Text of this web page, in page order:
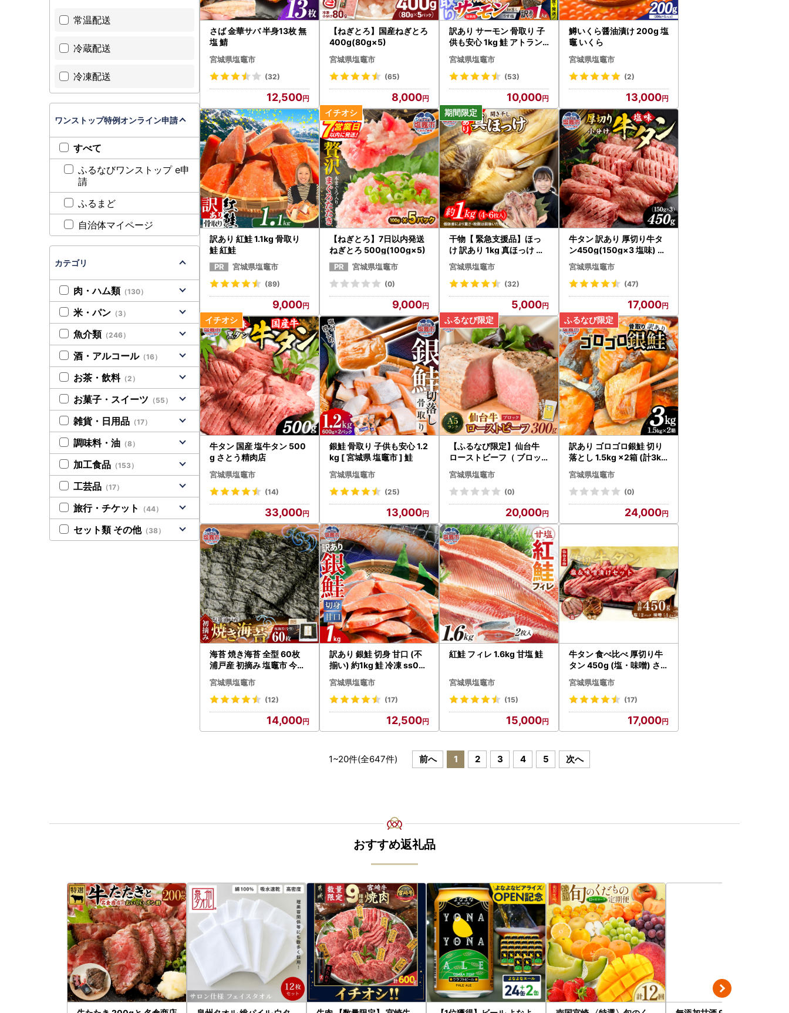
さば 金華サバ 半身13枚 無
塩 鯖
宮城県塩竈市
(32)
12,500
【ねぎとろ】国産ねぎとろ
400g(80g×5)
宮城県塩竈市
(65)
8,000
訳あり サーモン 骨取り 子
供も安心 1kg 鮭 アトラン
ティックサーモン
宮城県塩竈市
(53)
10,000
鱒いくら醤油漬け 200g 塩
竈 いくら
宮城県塩竈市
(2)
13,000
訳あり 紅鮭 1.1kg 骨取り
鮭 紅鮭
宮城県塩竈市
(89)
9,000
【ねぎとろ】7日以内発送
ねぎとろ 500g(100g×5)
宮城県塩竈市
(0)
9,000
干物【 緊急支援品】ほっ
け 訳あり 1kg 真ほっけ 特
大 5000円
宮城県塩竈市
(32)
5,000
牛タン 訳あり 厚切り牛タ
ン450g(150g×3 塩味) さ
とう精肉店
宮城県塩竈市
(47)
17,000
牛タン 国産 塩牛タン 500
g さとう精肉店
宮城県塩竈市
(14)
33,000
銀鮭 骨取り 子供も安心 1.2
kg [ 宮城県 塩竈市 ] 鮭
宮城県塩竈市
(25)
13,000
【ふるなび限定】仙台牛
ローストビーフ（ ブロッ
ク ）300g 2人前 [藻塩付]
FN-Limited-PR 塩釜市 宮
城県 さとう精肉店
宮城県塩竈市
(0)
20,000
訳あり ゴロゴロ銀鮭 切り
落とし 1.5kg ×2箱 (計3kg
) FN-Limited-VO
宮城県塩竈市
(0)
24,000
海苔 焼き海苔 全型 60枚
浦戸産 初摘み 塩竈市 今野
商店 イチオシ
宮城県塩竈市
(12)
14,000
訳あり 銀鮭 切身 甘口 (不
揃い) 約1kg 鮭 冷凍 ss00
006
宮城県塩竈市
(17)
12,500
紅鮭 フィレ 1.6kg 甘塩 鮭
宮城県塩竈市
(15)
15,000
牛タン 食べ比べ 厚切り牛
タン 450g (塩・味噌) さと
う精肉店
宮城県塩竈市
(17)
17,000
1~20件(全647件) 前へ 1 2 3 4 5 次へ
常温配送
冷蔵配送
冷凍配送
ワンストップ特例オンライン申請
すべて
ふるなびワンストップ e申
請
ふるまど
自治体マイページ
カテゴリ
肉・ハム類 （130）
米・パン （3）
魚介類 （246）
酒・アルコール（16）
お茶・飲料（2）
お菓子・スイーツ （55）
雑貨・日用品 （17）
調味料・油 （8）
加工食品 （153）
工芸品 （17）
旅行・チケット （44）
セット類 その他（38）
おすすめ返礼品